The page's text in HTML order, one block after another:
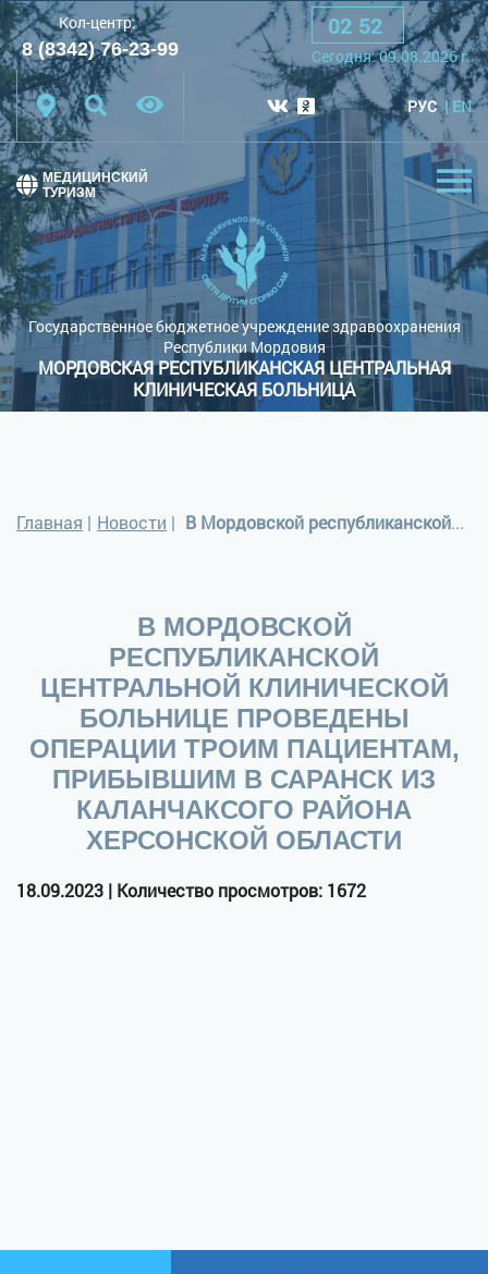
Шрифт: A A A
Цветовая схема: Черная схема
Обычный сайт
Кол-центр:
8 (8342) 76-23-99
02 52
Сегодня:09.08.2026г.
РУС EN
Государственное бюджетное учреждение здравоохранения
Республики Мордовия
МОРДОВСКАЯ РЕСПУБЛИКАНСКАЯ ЦЕНТРАЛЬНАЯ
КЛИНИЧЕСКАЯ БОЛЬНИЦА
МЕДИЦИНСКИЙ
ТУРИЗМ
Главная | Новости | В Мордовской республиканской центральной клинической больнице проведены операции троим пациентам, прибывшим в Саранск из Каланчаксого района Херсонской области
В МОРДОВСКОЙ
РЕСПУБЛИКАНСКОЙ
ЦЕНТРАЛЬНОЙ КЛИНИЧЕСКОЙ
БОЛЬНИЦЕ ПРОВЕДЕНЫ
ОПЕРАЦИИ ТРОИМ ПАЦИЕНТАМ,
ПРИБЫВШИМ В САРАНСК ИЗ
КАЛАНЧАКСОГО РАЙОНА
ХЕРСОНСКОЙ ОБЛАСТИ
18.09.2023 | Количество просмотров: 1672